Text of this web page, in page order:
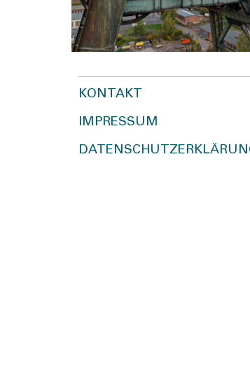
KONTAKT
IMPRESSUM